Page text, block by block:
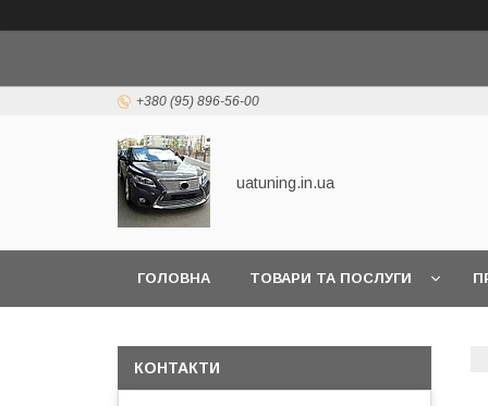
+380 (95) 896-56-00
uatuning.in.ua
ГОЛОВНА ТОВАРИ ТА ПОСЛУГИ
КОНТАКТИ